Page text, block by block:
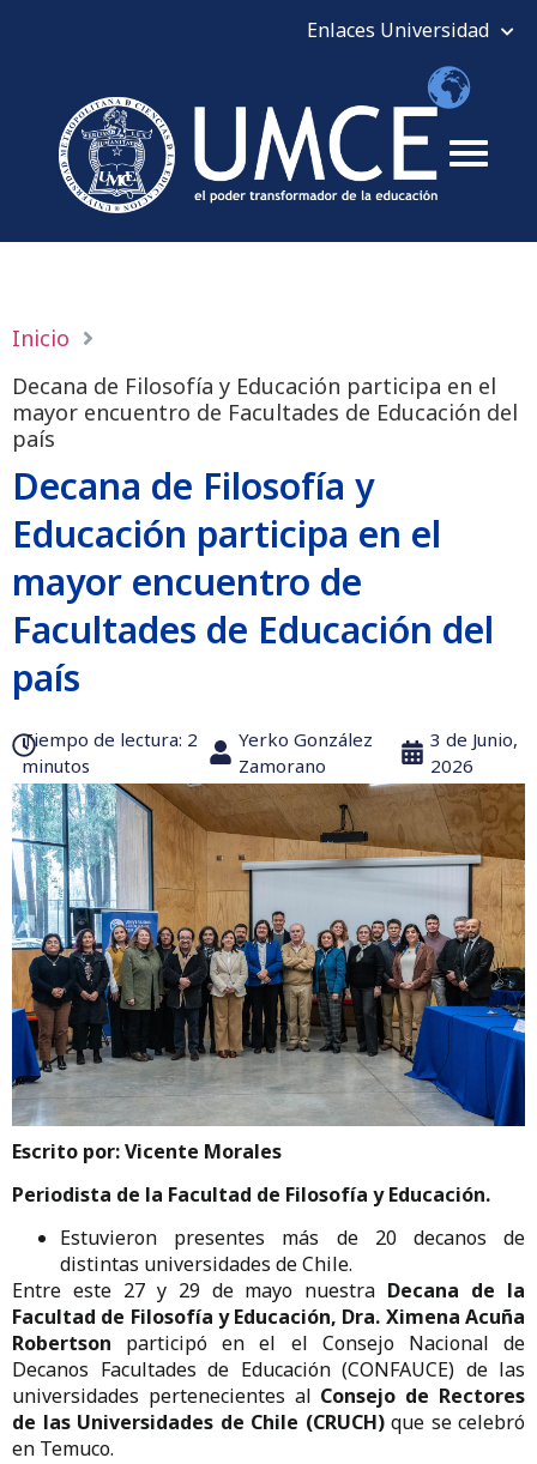
Inicio
Decana de Filosofía y Educación participa en el
mayor encuentro de Facultades de Educación del
país
Decana de Filosofía y
Educación participa en el
mayor encuentro de
Facultades de Educación del
país
Tiempo de lectura:‎ 2
minutos
Yerko González
Zamorano
3 de Junio,
2026
Escrito por: Vicente Morales
Periodista de la Facultad de Filosofía y Educación.
Estuvieron presentes más de 20 decanos de
distintas universidades de Chile.
Entre este 27 y 29 de mayo nuestra Decana de la
Facultad de Filosofía y Educación, Dra. Ximena Acuña
Robertson participó en el el Consejo Nacional de
Decanos Facultades de Educación (CONFAUCE) de las
universidades pertenecientes al Consejo de Rectores
de las Universidades de Chile (CRUCH)que se celebró
en Temuco.